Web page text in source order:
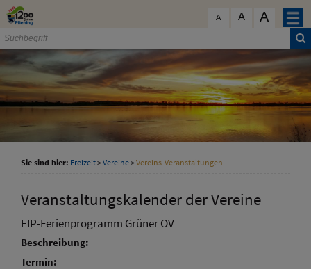
Zum Inhalt
A A A
Sie sind hier: Freizeit>Vereine>Vereins-Veranstaltungen
Veranstaltungskalender der Vereine
EIP-Ferienprogramm Grüner OV
Beschreibung:
Termin:
schließen